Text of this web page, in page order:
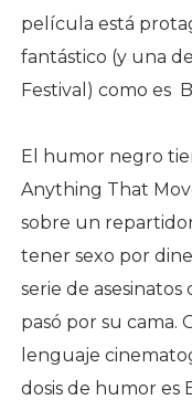
película está
fantástico (y una
Festival) como es
El humor negro
Anything That
sobre un
tener sexo por
serie de
pasó por su
lenguaje
dosis de humor es